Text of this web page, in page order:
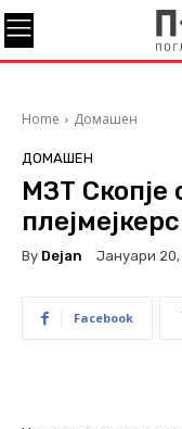
Home Домашен
ДОМАШЕН
МЗТ Скопје
By Dejan Јануари 20,
Facebook